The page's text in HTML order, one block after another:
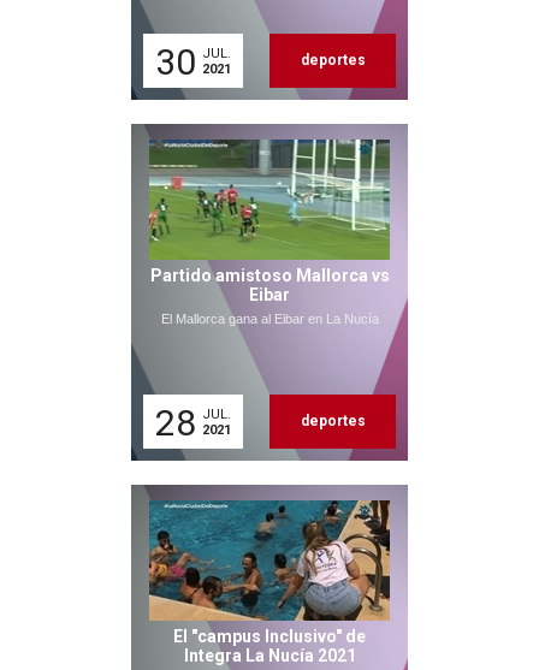
30 JUL.
2021
deportes
Partido amistoso Mallorca vs
Eibar
El Mallorca gana al Eibar en La Nucía
28 JUL.
2021
deportes
El "campus Inclusivo" de
Integra La Nucía 2021